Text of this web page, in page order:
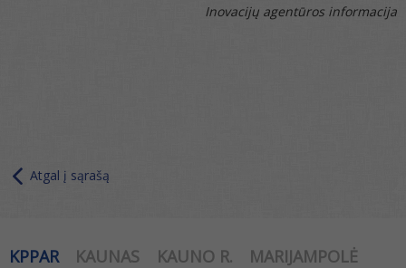
Inovacijų agentūros informacija
Atgal į sąrašą
KPPAR KAUNAS KAUNO R.
MARIJAMPOLĖ